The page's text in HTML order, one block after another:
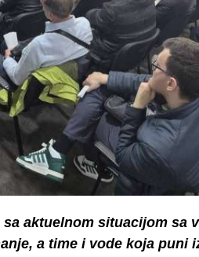
aktuelnom situacijom sa
a time i vode koja puni